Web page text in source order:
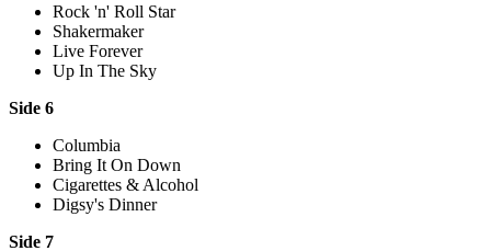
Rock 'n' Roll Star
Shakermaker
Live Forever
Up In The Sky
Side 6
Columbia
Bring It On Down
Cigarettes & Alcohol
Digsy's Dinner
Side 7